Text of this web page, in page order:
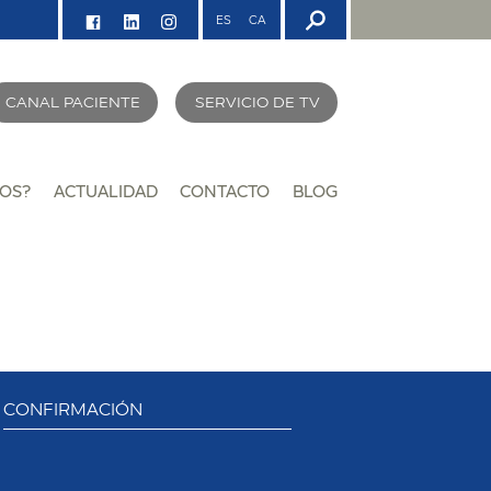
ES CA
CANAL PACIENTE SERVICIO DE TV
ACTUALIDAD CONTACTO BLOG
CONFIRMACIÓN